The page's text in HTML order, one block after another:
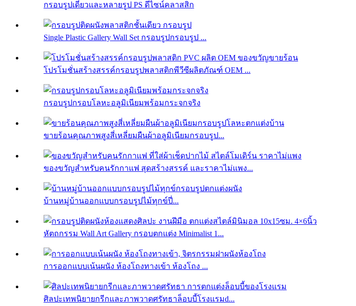
กรอบรูปเดี่ยวและหลายรูป PS ดีไซน์คลาสสิก
Single Plastic Gallery Wall Set กรอบรูปกรอบรูป ...
โปรโมชั่นสร้างสรรค์กรอบรูปพลาสติกพีวีซีผลิตภัณฑ์ OEM ...
กรอบรูปกรอบโลหะอลูมิเนียมพร้อมกระจกจริง
ขายร้อนคุณภาพสูงสี่เหลี่ยมผืนผ้าอลูมิเนียมกรอบรูป...
ของขวัญสำหรับคนรักกาแฟ สุดสร้างสรรค์ และราคาไม่แพง...
บ้านหมู่บ้านออกแบบกรอบรูปไม้ทุกข์ปี่...
หัตถกรรม Wall Art Gallery กรอบตกแต่ง Minimalist 1...
การออกแบบเน้นผนัง ห้องโถงทางเข้า ห้องโถง ...
ศิลปะเทพนิยายกรีกและภาพวาดศรัทธาล็อบบี้โรงแรมd...